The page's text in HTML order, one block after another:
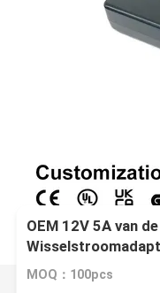
OEM 12V 5A van
MOQ：100pcs